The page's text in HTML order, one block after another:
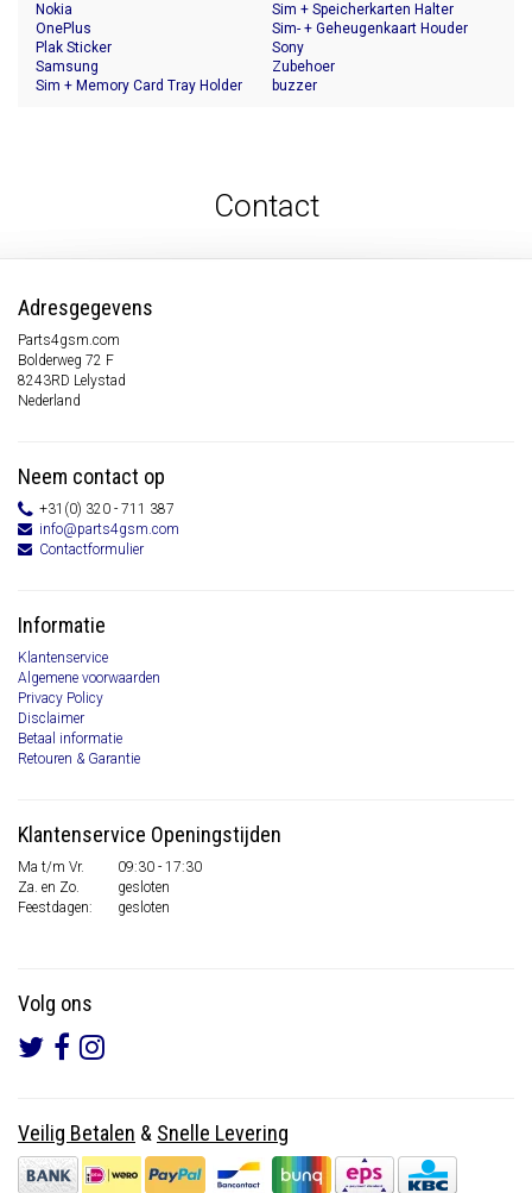
Nokia
OnePlus
Plak Sticker
Samsung
Sim + Memory Card Tray Holder
Sim + Speicherkarten Halter
Sim- + Geheugenkaart Houder
Sony
Zubehoer
buzzer
Contact
Adresgegevens
Parts4gsm.com
Bolderweg 72 F
8243RD Lelystad
Nederland
Neem contact op
+31(0) 320 - 711 387
info@parts4gsm.com
Contactformulier
Informatie
Klantenservice
Algemene voorwaarden
Privacy Policy
Disclaimer
Betaal informatie
Retouren & Garantie
Klantenservice Openingstijden
Ma t/m Vr.
09:30 - 17:30
Za. en Zo.
gesloten
Feestdagen:
gesloten
Volg ons
Veilig Betalen & Snelle Levering